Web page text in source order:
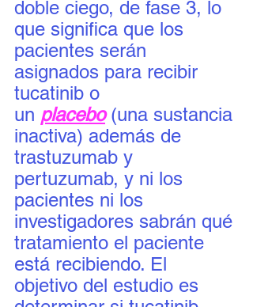
doble ciego, de fase 3, lo
que significa que los
pacientes serán
asignados para recibir
tucatinib o
un placebo (una sustancia
inactiva) además de
trastuzumab y
pertuzumab, y ni los
pacientes ni los
investigadores sabrán qué
tratamiento el paciente
está recibiendo. El
objetivo del estudio es